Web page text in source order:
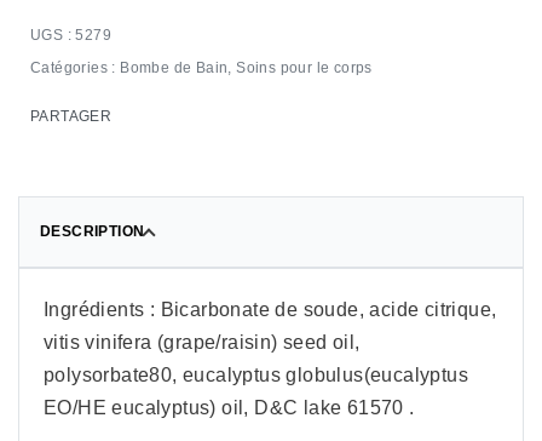
5279
Catégories : Bombe de Bain,Soins pour le corps
PARTAGER
DESCRIPTION
Ingrédients : Bicarbonate de soude, acide citrique,
vitis vinifera (grape/raisin) seed oil,
polysorbate80, eucalyptus globulus(eucalyptus
EO/HE eucalyptus) oil, D&C lake 61570 .